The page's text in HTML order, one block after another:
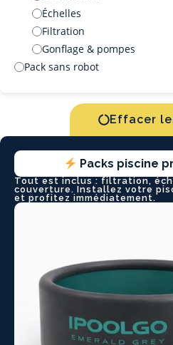
Échelles
Filtration
Gonflage & pompes
Pack sans robot
Effacer
Packs piscine
Tout est inclus : filtration,
couverture. Installez votre
et profitez immédiatement.